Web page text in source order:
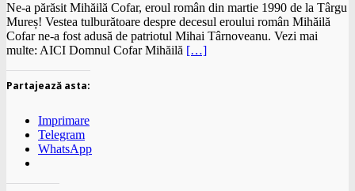
Ne-a părăsit Mihăilă Cofar, eroul român din martie 1990 de la Târgu
Mureș! Vestea tulburătoare despre decesul eroului român Mihăilă
Cofar ne-a fost adusă de patriotul Mihai Târnoveanu. Vezi mai
multe: AICI Domnul Cofar Mihăilă […]
Partajează asta:
Imprimare
Telegram
WhatsApp